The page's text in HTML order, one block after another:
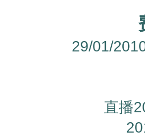
29/01/
直播